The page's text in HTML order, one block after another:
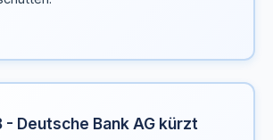
- Deutsche Bank AG kürzt